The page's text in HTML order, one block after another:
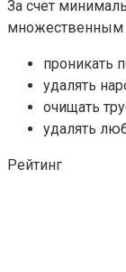
За счет
множественным
проникать
удалять
очищать
удалять
Рейтинг